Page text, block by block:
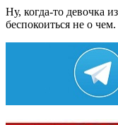
Ну, когда-то девочка
беспокоиться не о чем.